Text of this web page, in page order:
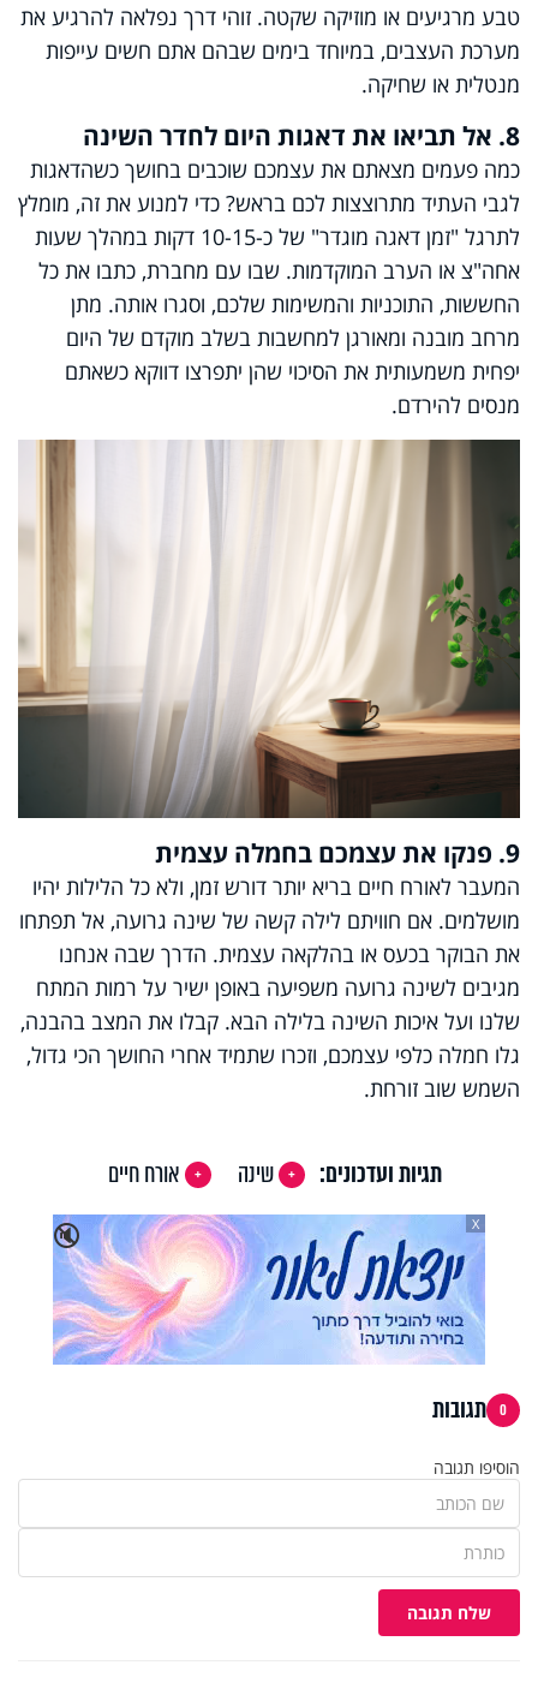
טבע מרגיעים או מוזיקה שקטה. זוהי דרך נפלאה להרגיע את
מערכת העצבים, במיוחד בימים שבהם אתם חשים עייפות
מנטלית או שחיקה.
8. אל תביאו את דאגות היום לחדר השינה
כמה פעמים מצאתם את עצמכם שוכבים בחושך כשהדאגות
לגבי העתיד מתרוצצות לכם בראש? כדי למנוע את זה, מומלץ
לתרגל "זמן דאגה מוגדר" של כ-10-15 דקות במהלך שעות
אחה"צ או הערב המוקדמות. שבו עם מחברת, כתבו את כל
החששות, התוכניות והמשימות שלכם, וסגרו אותה. מתן
מרחב מובנה ומאורגן למחשבות בשלב מוקדם של היום
יפחית משמעותית את הסיכוי שהן יתפרצו דווקא כשאתם
מנסים להירדם.
9. פנקו את עצמכם בחמלה עצמית
המעבר לאורח חיים בריא יותר דורש זמן, ולא כל הלילות יהיו
מושלמים. אם חוויתם לילה קשה של שינה גרועה, אל תפתחו
את הבוקר בכעס או בהלקאה עצמית. הדרך שבה אנחנו
מגיבים לשינה גרועה משפיעה באופן ישיר על רמות המתח
שלנו ועל איכות השינה בלילה הבא. קבלו את המצב בהבנה,
גלו חמלה כלפי עצמכם, וזכרו שתמיד אחרי החושך הכי גדול,
השמש שוב זורחת.
תגיות ועדכונים: שינה
אורח חיים
🔇
X
0 תגובות
הוסיפו תגובה
שלח תגובה